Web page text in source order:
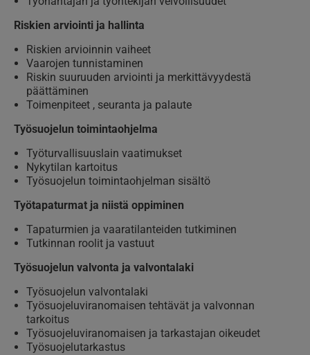
Riskien arviointi ja hallinta
Riskien arvioinnin vaiheet
Vaarojen tunnistaminen
Riskin suuruuden arviointi ja merkittävyydestä
päättäminen
Toimenpiteet , seuranta ja palaute
Työsuojelun toimintaohjelma
Työturvallisuuslain vaatimukset
Nykytilan kartoitus
Työsuojelun toimintaohjelman sisältö
Työtapaturmat ja niistä oppiminen
Tapaturmien ja vaaratilanteiden tutkiminen
Tutkinnan roolit ja vastuut
Työsuojelun valvonta ja valvontalaki
Työsuojelun valvontalaki
Työsuojeluviranomaisen tehtävät ja valvonnan
tarkoitus
Työsuojeluviranomaisen ja tarkastajan oikeudet
Työsuojelutarkastus